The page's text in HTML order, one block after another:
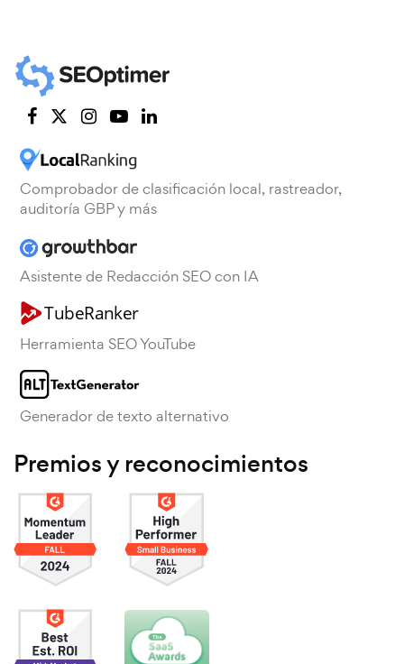
Comprobador de clasificación local, rastreador,
auditoría GBP y más
Asistente de Redacción SEO con IA
Herramienta SEO YouTube
Generador de texto alternativo
Premios y reconocimientos